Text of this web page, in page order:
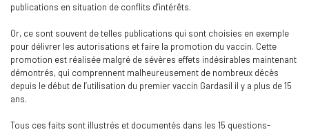
publications en situation de conflits d’intérêts.
Or, ce sont souvent de telles publications qui sont choisies en exemple
pour délivrer les autorisations et faire la promotion du vaccin. Cette
promotion est réalisée malgré de sévères effets indésirables maintenant
démontrés, qui comprennent malheureusement de nombreux décès
depuis le début de l’utilisation du premier vaccin Gardasil il y a plus de 15
ans.
Tous ces faits sont illustrés et documentés dans les 15 questions-